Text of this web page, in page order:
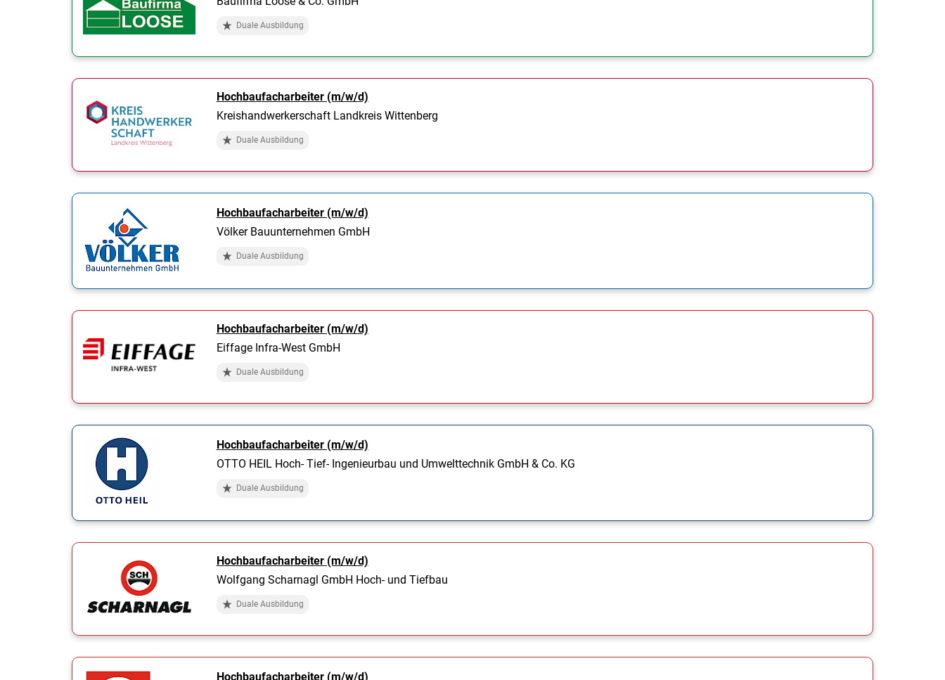
Duale Ausbildung
Hochbaufacharbeiter (m/w/d)
Kreishandwerkerschaft Landkreis Wittenberg
Duale Ausbildung
Hochbaufacharbeiter (m/w/d)
Völker Bauunternehmen GmbH
Duale Ausbildung
Hochbaufacharbeiter (m/w/d)
Eiffage Infra-West GmbH
Duale Ausbildung
Hochbaufacharbeiter (m/w/d)
OTTO HEIL Hoch- Tief- Ingenieurbau und Umwelttechnik GmbH & Co. KG
Duale Ausbildung
Hochbaufacharbeiter (m/w/d)
Wolfgang Scharnagl GmbH Hoch- und Tiefbau
Duale Ausbildung
Hochbaufacharbeiter (m/w/d)